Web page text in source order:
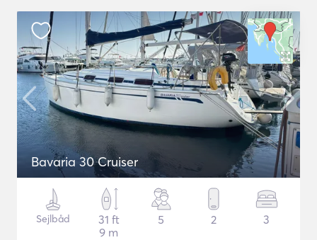
Bavaria 30 Cruiser
Sejlbåd
31 ft
9 m
5 2 3